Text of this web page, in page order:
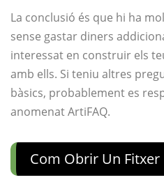
La conclusió és que hi ha
sense gastar diners
interessat en construir els
amb ells. Si teniu altres
bàsics, probablement es
anomenat ArtiFAQ.
Com Obrir Un Fitxer